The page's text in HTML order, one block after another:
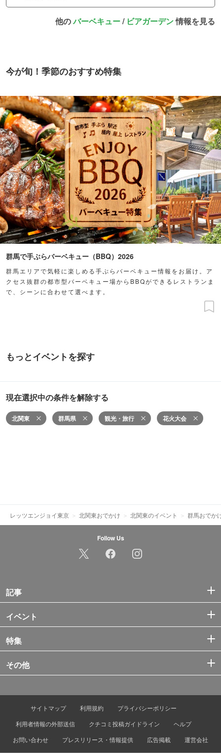
他のバーベキュー/ ビアガーデン情報を見る
今が旬！季節のおすすめ特集
群馬で手ぶらバーベキュー（BBQ）2026
群馬エリアで気軽に楽しめる手ぶらバーベキュー情報をお届け。ア
クセス抜群の都市型バーベキュー場からBBQができるレストランま
で、シーンに合わせて選べます。
もっとイベントを探す
現在選択中の条件を解除する
北関東 群馬県 観光・旅行 花火大会
レッツエンジョイ東京 北関東おでかけ 北関東のイベント 群馬おでか
Follow Us
記事
イベント
特集
その他
サイトマップ 利用規約
プライバシーポリシー
利用者情報の外部送信
クチコミ投稿ガイドライン
ヘルプ
お問い合わせ
プレスリリース・情報提供 広告掲載 運営会社